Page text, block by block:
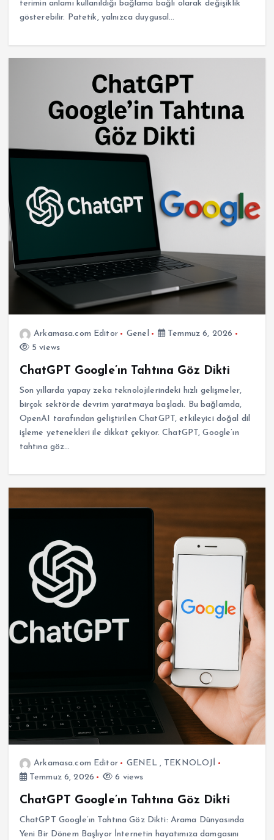
terimin anlamı kullanıldığı bağlama bağlı olarak değişiklik
gösterebilir. Patetik, yalnızca duygusal…
Arkamasa.com Editor Genel
Temmuz 6, 2026
5 views
ChatGPT Google’ın Tahtına Göz Dikti
Son yıllarda yapay zeka teknolojilerindeki hızlı gelişmeler,
birçok sektörde devrim yaratmaya başladı. Bu bağlamda,
OpenAI tarafından geliştirilen ChatGPT, etkileyici doğal dil
işleme yetenekleri ile dikkat çekiyor. ChatGPT, Google’ın
tahtına göz…
Arkamasa.com Editor GENEL, TEKNOLOJİ
Temmuz 6, 2026
6 views
ChatGPT Google’ın Tahtına Göz Dikti
ChatGPT Google’ın Tahtına Göz Dikti: Arama Dünyasında
Yeni Bir Dönem Başlıyor İnternetin hayatımıza damgasını